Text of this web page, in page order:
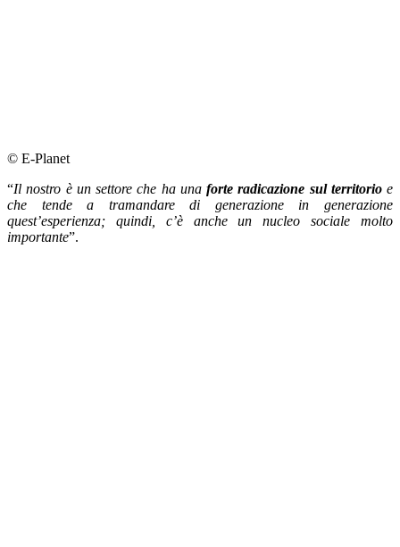
© E-Planet
“Il nostro è un settore che ha una forte radicazione sul territorio e
che tende a tramandare di generazione in generazione
quest’esperienza; quindi, c’è anche un nucleo sociale molto
importante”.